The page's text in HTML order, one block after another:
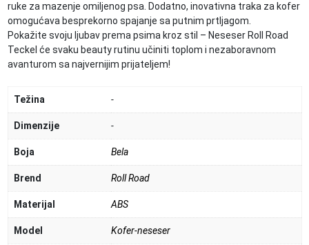
ruke za mazenje omiljenog psa. Dodatno, inovativna traka za kofer
omogućava besprekorno spajanje sa putnim prtljagom.
Pokažite svoju ljubav prema psima kroz stil – Neseser Roll Road
Teckel će svaku beauty rutinu učiniti toplom i nezaboravnom
avanturom sa najvernijim prijateljem!
Težina -
Dimenzije -
Boja Bela
Brend Roll Road
Materijal ABS
Model Kofer-neseser